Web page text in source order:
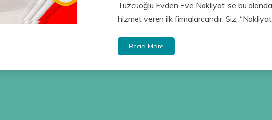
Tuzcuoğlu Evden Eve Nakliyat ise bu alanda
hizmet veren ilk firmalardandır. Siz, “Nakliyat
Read More